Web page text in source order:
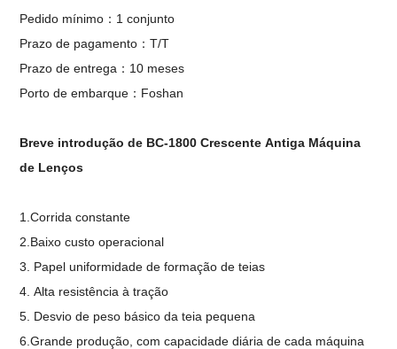
Pedido mínimo ： 1 conjunto
Prazo de pagamento ：T/T
Prazo de entrega ：10 meses
Porto de embarque ： Foshan
Breve introdução de BC-1800 Crescente Antiga Máquina
de Lenços
1.Corrida constante
2. Baixo custo operacional
3. Papel uniformidade de formação de teias
4.Alta resistência à tração
5. Desvio de peso básico da teia pequena
6.Grande produção, com capacidade diária de cada máquina